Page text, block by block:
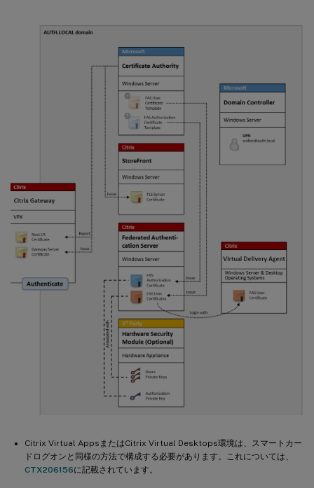
Citrix Virtual AppsまたはCitrix Virtual Desktops環境は、スマートカー
ドログオンと同様の方法で構成する必要があります。これについては、
CTX206156に記載されています。